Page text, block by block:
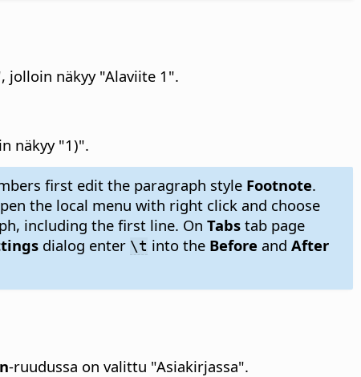
jolloin näkyy "Alaviite 1".
näkyy "1)".
first edit the paragraph style Footnote.
the local menu with right click and choose
including the first line. On Tabstab page
dialog enter \t into the Before and After
-ruudussa on valittu "Asiakirjassa".